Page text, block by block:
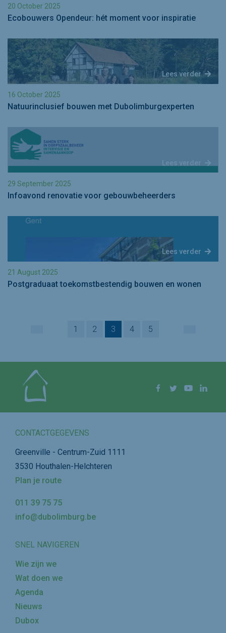
20 October 2025
Ecobouwers Opendeur: hét moment voor inspiratie
Lees verder
16 October 2025
Natuurinclusief bouwen met Dubolimburgexperten
Lees verder
29 September 2025
Infoavond renovatie voor gebouwbeheerders
Lees verder
21 August 2025
Postgraduaat toekomstbestendig bouwen en wonen
1 2 3 4 5
Facebook
Twitter YouTube
CONTACTGEGEVENS
Greenville - Centrum-Zuid 1111
3530 Houthalen-Helchteren
Plan je route
011 39 75 75
info@dubolimburg.be
SNEL NAVIGEREN
Wie zijn we
Wat doen we
Agenda
Nieuws
Dubox